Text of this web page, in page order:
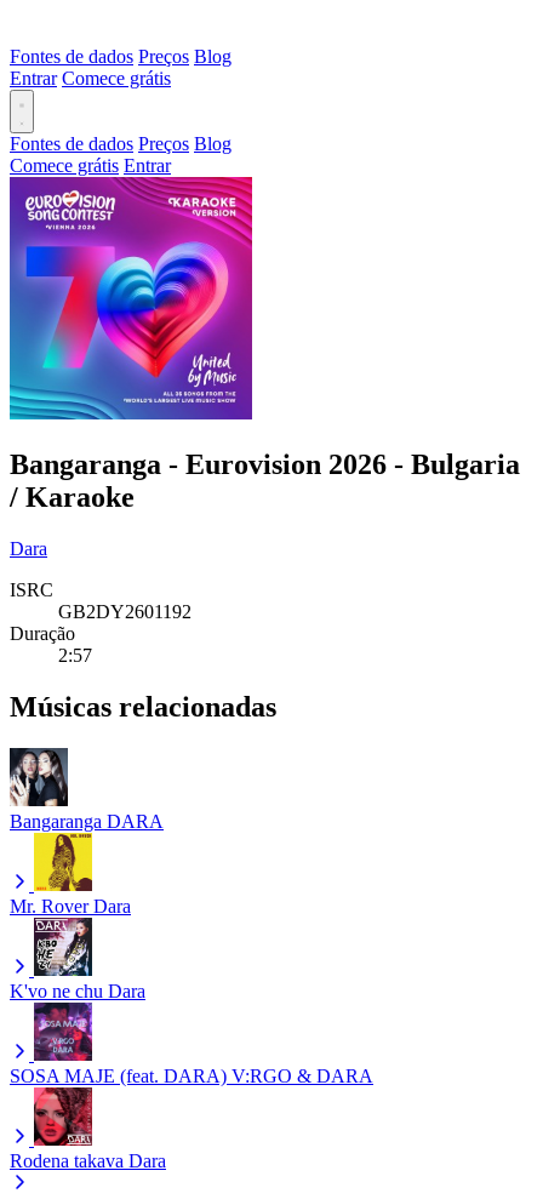
Fontes de dados Preços Blog
Entrar Comece grátis
Fontes de dados Preços Blog
Comece grátis Entrar
Bangaranga - Eurovision 2026 - Bulgaria
/ Karaoke
Dara
ISRC
GB2DY2601192
Duração
2:57
Músicas relacionadas
Bangaranga DARA
Mr. Rover Dara
K'vo ne chu Dara
SOSA MAJE (feat. DARA) V:RGO & DARA
Rodena takava Dara